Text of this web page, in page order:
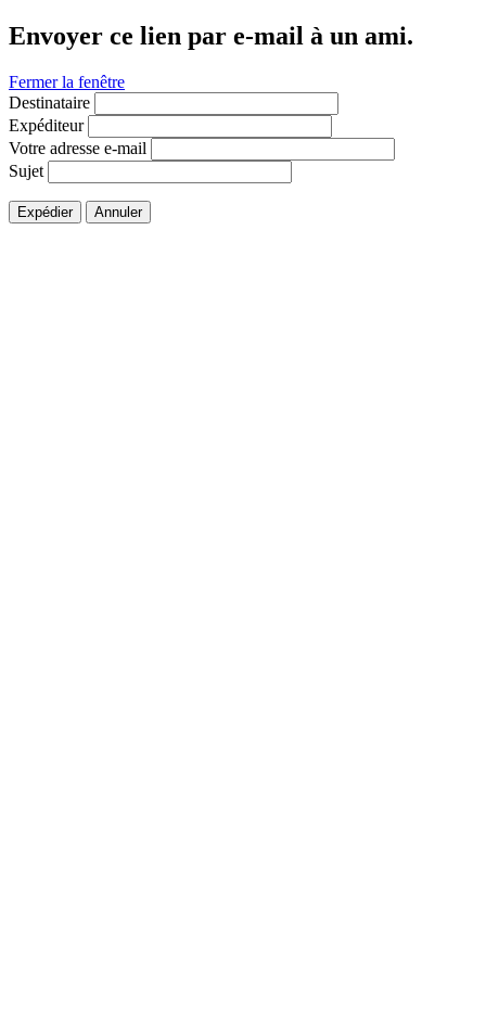
Envoyer ce lien par e-mail à un ami.
Fermer la fenêtre
Destinataire
Expéditeur
Votre adresse e-mail
Sujet
Expédier Annuler